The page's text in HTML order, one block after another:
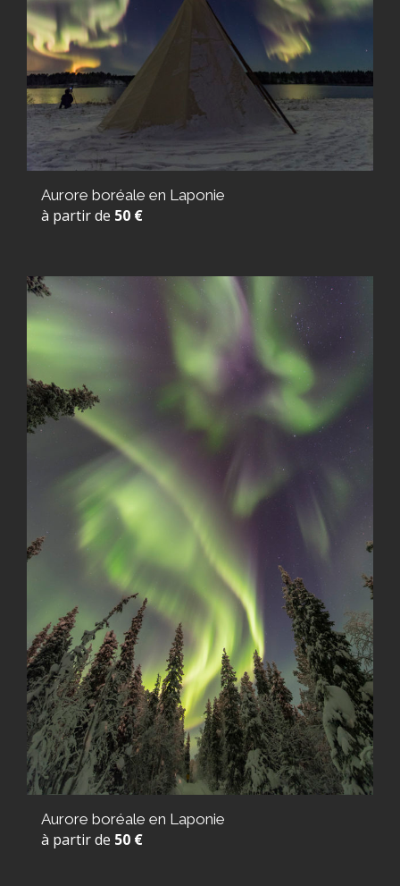
Aurore boréale en Laponie
à partir de 50 €
Aurore boréale en Laponie
à partir de 50 €